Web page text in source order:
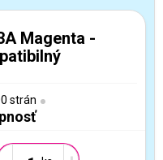
Magenta -
strán